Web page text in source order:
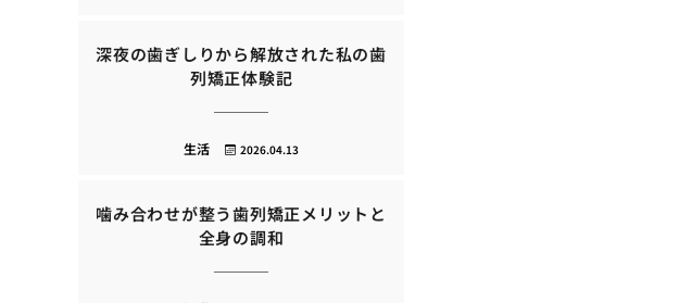
深夜の歯ぎしりから解放された私の歯
列矯正体験記
2026.04.13
生活
噛み合わせが整う歯列矯正メリットと
全身の調和